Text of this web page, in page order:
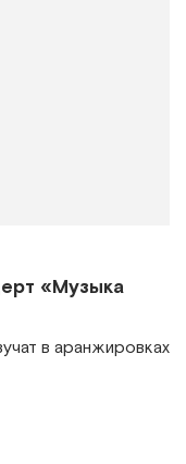
«Музыка
в аранжировках